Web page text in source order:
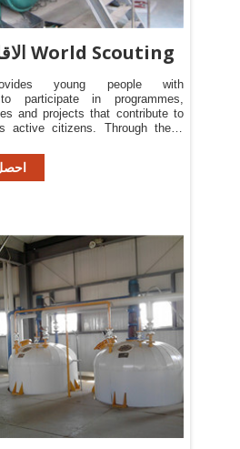
الاقليم العربي World Scouting
young people with
participate in programmes,
and projects that contribute to
active citizens. Through these
who inspire others to take action.